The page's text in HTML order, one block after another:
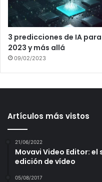
3 predicciones de IA para
2023 y más allá
09/02/2023
Artículos más vistos
21/06/2022
Movavi Video Editor:
edición de vídeo
05/08/2017